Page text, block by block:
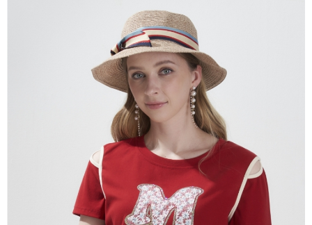
4.訂單成立30分鐘內，如未前往確認交易或遇審核未通過，訂單將自動取
消。如遇「轉專審核」未通過狀況，表示未達大哥付你分期系統評分，恕無
1.分期款項不併入電信帳單，「大哥付你分期」於每月結算日後寄送繳費提
2.透過簡訊連結打開帳單後，可選擇「超商條碼／台灣大直營門市／銀行轉
帳／街口支付／iPASS MONEY」等通路繳費。
1.本服務係由「台灣大哥大股份有限公司」（以下簡稱本公司）所提供，讓
用戶於交易時，得透過本服務購買商品或服務，並由商店將買賣／分期付款
買賣價金債權讓與本公司後，依約使用本公司帳單繳交帳款。
2.基於同意付款使用「大哥付你分期」之契約關係目的，商店將以您的個人
資料（包含姓名、電話或地址）提供予台灣大哥大進項蒐集、處理及利用，
由本公司與您本人進行分期帳單所需資料之確認、核對及更正。
3.完整用戶服務條款，請詳閱以下連結：https://oppay.tw/userRule
１．簡單：不需註冊會員、不需綁卡、不需儲值。
２．便利：只要手機號碼，簡訊認證，即可結帳。
３．安心：先確認商品／服務後，再付款。
【「AFTEE先享後付」結帳流程】
１．於結帳方式選擇「AFTEE先享後付」後，將跳轉至「AFTEE先享後付」
結帳頁面，進行簡訊認證並確認金額後，即可完成結帳。
２．訂單成立數日內，您將收到繳費通知簡訊。
３．收到繳費通知簡訊後14天內，點擊此簡訊中的連結，可透過四大超商／
ATM／網路銀行／等多元方式進行付款，方視為交易完成。
※ 請注意：結帳手續完成當下不需立刻繳費，但若您需要取消訂單，請聯絡
購買商品的店家。未經商家同意取消之訂單仍視為有效，需透過AFTEE先享
後付繳納相關費用。
※ 交易是否成功請以「AFTEE先享後付 」之結帳頁面顯示為準，若有關於
是否繳費成功／繳費後需取消欲退款等相關疑問，請聯繫「AFTEE先享後付
客戶支援中心」https://netprotections.freshdesk.com/support/home
每筆NT$120，滿NT$2,000(含以上)免運費
每筆NT$120，滿NT$2,000(含以上)免運費
每筆NT$120，滿NT$2,000(含以上)免運費